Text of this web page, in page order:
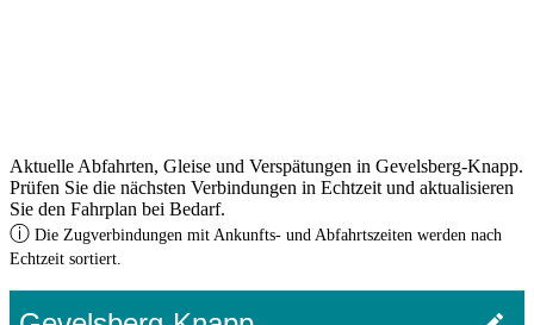
Aktuelle Abfahrten, Gleise und Verspätungen in Gevelsberg-Knapp.
Prüfen Sie die nächsten Verbindungen in Echtzeit und aktualisieren
Sie den Fahrplan bei Bedarf.
ⓘ Die Zugverbindungen mit Ankunfts- und Abfahrtszeiten werden nach
Echtzeit sortiert.